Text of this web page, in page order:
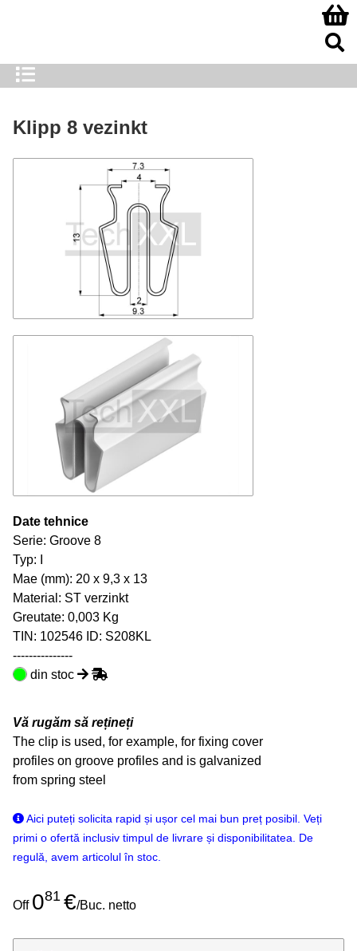
Klipp 8 vezinkt
Date tehnice
Serie: Groove 8
Typ: I
Mae (mm): 20 x 9,3 x 13
Material: ST verzinkt
Greutate: 0,003 Kg
TIN: 102546 ID: S208KL
---------------
din stoc
Vă rugăm să rețineți
The clip is used, for example, for fixing cover
profiles on groove profiles and is galvanized
from spring steel
Aici puteți solicita rapid și ușor cel mai bun preț posibil. Veți
primi o ofertă inclusiv timpul de livrare și disponibilitatea. De
regulă, avem articolul în stoc.
Off 081 €/Buc. netto